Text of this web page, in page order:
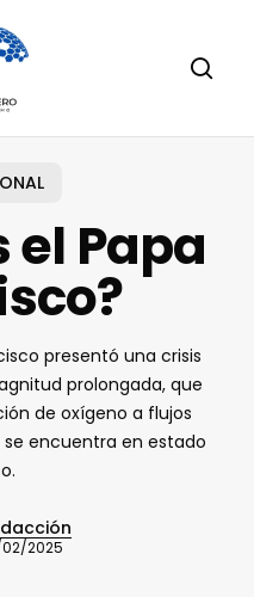
el Papa
presentó una crisis
prolongada, que
de oxígeno a flujos
se encuentra en estado
2025